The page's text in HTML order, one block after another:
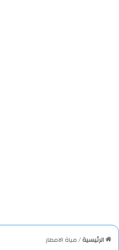
الرئيسية/مياة الامطار